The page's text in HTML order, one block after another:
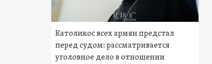
Католикос всех армян предстал
перед судом: рассматривается
уголовное дело в отношении